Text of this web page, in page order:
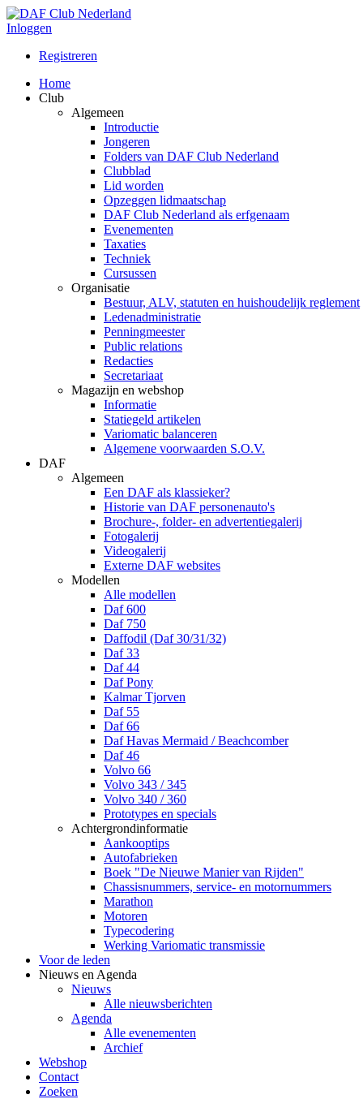
Inloggen
Registreren
Home
Club
Algemeen
Introductie
Jongeren
Folders van DAF Club Nederland
Clubblad
Lid worden
Opzeggen lidmaatschap
DAF Club Nederland als erfgenaam
Evenementen
Taxaties
Techniek
Cursussen
Organisatie
Bestuur, ALV, statuten en huishoudelijk reglement
Ledenadministratie
Penningmeester
Public relations
Redacties
Secretariaat
Magazijn en webshop
Informatie
Statiegeld artikelen
Variomatic balanceren
Algemene voorwaarden S.O.V.
DAF
Algemeen
Een DAF als klassieker?
Historie van DAF personenauto's
Brochure-, folder- en advertentiegalerij
Fotogalerij
Videogalerij
Externe DAF websites
Modellen
Alle modellen
Daf 600
Daf 750
Daffodil (Daf 30/31/32)
Daf 33
Daf 44
Daf Pony
Kalmar Tjorven
Daf 55
Daf 66
Daf Havas Mermaid / Beachcomber
Daf 46
Volvo 66
Volvo 343 / 345
Volvo 340 / 360
Prototypes en specials
Achtergrondinformatie
Aankooptips
Autofabrieken
Boek "De Nieuwe Manier van Rijden"
Chassisnummers, service- en motornummers
Marathon
Motoren
Typecodering
Werking Variomatic transmissie
Voor de leden
Nieuws en Agenda
Nieuws
Alle nieuwsberichten
Agenda
Alle evenementen
Archief
Webshop
Contact
Zoeken